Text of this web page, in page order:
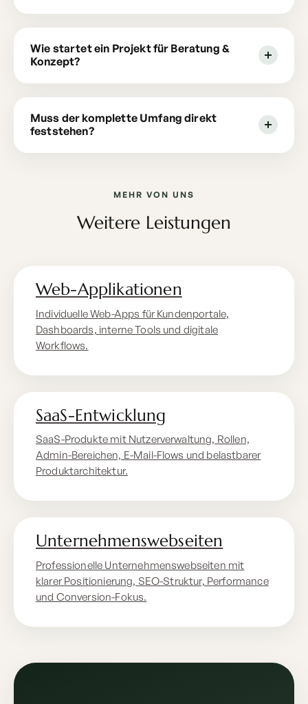
Wie startet ein Projekt für Beratung &
Konzept?
Muss der komplette Umfang direkt
feststehen?
MEHR VON UNS
Weitere Leistungen
Web-Applikationen
Individuelle Web-Apps für Kundenportale,
Dashboards, interne Tools und digitale
Workflows.
SaaS-Entwicklung
SaaS-Produkte mit Nutzerverwaltung, Rollen,
Admin-Bereichen, E-Mail-Flows und belastbarer
Produktarchitektur.
Unternehmenswebseiten
Professionelle Unternehmenswebseiten mit
klarer Positionierung, SEO-Struktur, Performance
und Conversion-Fokus.